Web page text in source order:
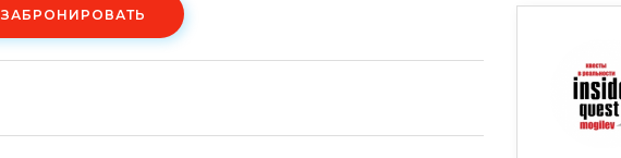
ЗАБРОНИРОВАТЬ